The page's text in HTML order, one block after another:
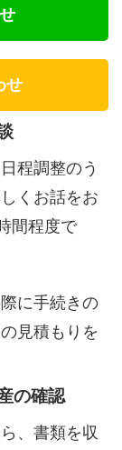
せ
程調整のう
くお話をお
間程度で
に手続きの
見積もりを
の確認
、書類を収